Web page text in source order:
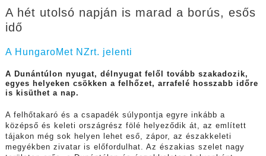
A hét utolsó napján is marad a borús, esős
idő
A HungaroMet NZrt. jelenti
A Dunántúlon nyugat, délnyugat felől tovább szakadozik,
egyes helyeken csökken a felhőzet, arrafelé hosszabb időre
is kisüthet a nap.
A felhőtakaró és a csapadék súlypontja egyre inkább a
középső és keleti országrész fölé helyeződik át, az említett
tájakon még sok helyen lehet eső, zápor, az északkeleti
megyékben zivatar is előfordulhat. Az északias szelet nagy